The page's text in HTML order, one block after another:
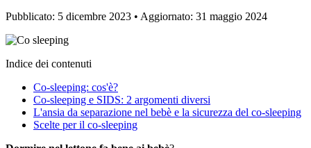
Pubblicato: 5 dicembre 2023 • Aggiornato: 31 maggio 2024
Indice dei contenuti
Co-sleeping: cos'è?
Co-sleeping e SIDS: 2 argomenti diversi
L'ansia da separazione nel bebè e la sicurezza del co-sleeping
Scelte per il co-sleeping